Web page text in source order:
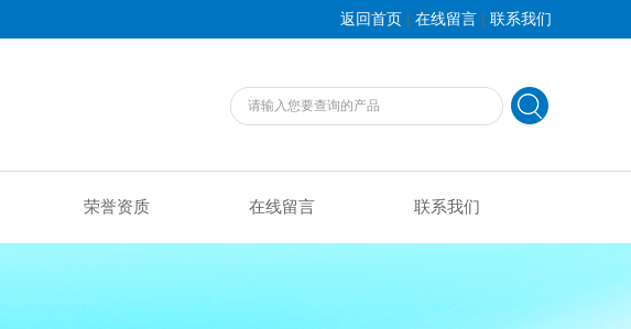
返回首页 | 在线留言 | 联系我们
荣誉资质 在线留言 联系我们